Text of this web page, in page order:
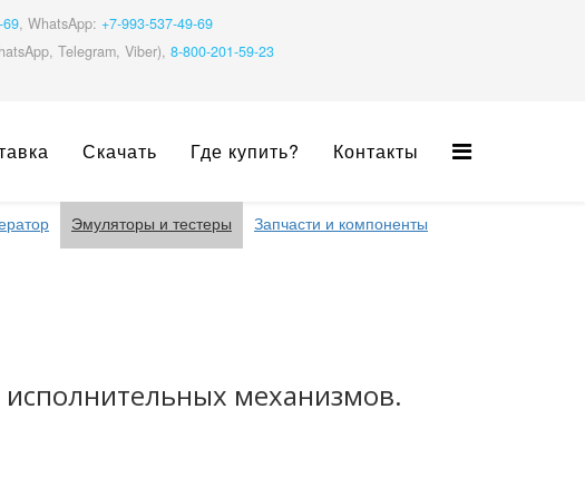
, WhatsApp: +7-993-537-49-69
Telegram, Viber), 8-800-201-59-23
Скачать Где купить? Контакты
Эмуляторы и тестеры Запчасти и компоненты
механизмов.